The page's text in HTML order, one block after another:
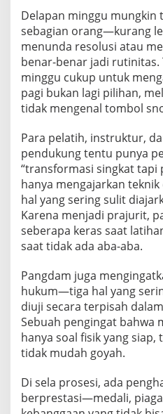
a
j
u
t
Delapan minggu mungkin
sebagian orang—kurang
menunda resolusi atau
benar-benar jadi rutinitas.
minggu cukup untuk
pagi bukan lagi pilihan,
tidak mengenal tombol
Para pelatih, instruktur,
pendukung tentu punya
“transformasi singkat tapi
hanya mengajarkan
hal yang sering sulit
Karena menjadi prajurit,
seberapa keras saat
saat tidak ada aba-aba.
Pangdam juga
hukum—tiga hal yang
diuji secara terpisah
Sebuah pengingat bahwa
hanya soal fisik yang
tidak mudah goyah.
Di sela prosesi, ada
berprestasi—medali,